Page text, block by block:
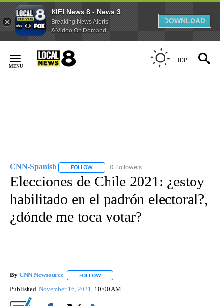
KIFI News 8 - News 3
Breaking News Alerts
& Video On Demand
DOWNLOAD
Content
83°
CNN-Spanish FOLLOW FOLLOW "CNN-SPANISH" TO RECEIVE
0 Followers
Elecciones de Chile 2021: ¿estoy
habilitado en el padrón electoral?,
¿dónde me toca votar?
By CNN Newsource FOLLOW
Published November 16, 2021 10:00 AM